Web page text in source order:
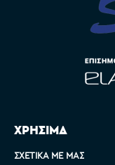
ΧΡΗΣΙΜΑ
ΣΧΕΤΙΚΆ ΜΕ ΜΑΣ